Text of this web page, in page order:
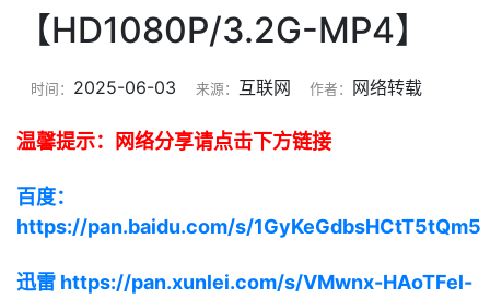
【HD1080P/3.2G-MP4】
时间： 2025-06-03 来源： 互联网 作者： 网络转载
温馨提示：网络分享请点击下方链接
百度：
https://pan.baidu.com/s/1GyKeGdbsHCtT5tQm5
迅雷 https://pan.xunlei.com/s/VMwnx-HAoTFel-